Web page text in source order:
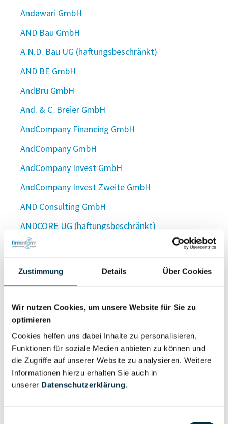
Zustimmung Details Über Cookies
Wir nutzen Cookies, um unsere Website für Sie zu
optimieren
Cookies helfen uns dabei Inhalte zu personalisieren,
Funktionen für soziale Medien anbieten zu können und
die Zugriffe auf unserer Website zu analysieren. Weitere
Informationen hierzu erhalten Sie auch in
unserer Datenschutzerklärung.
Andawari GmbH
AND Bau GmbH
A.N.D. Bau UG (haftungsbeschränkt)
AND BE GmbH
AndBru GmbH
And. & C. Breier GmbH
AndCompany Financing GmbH
AndCompany GmbH
AndCompany Invest GmbH
AndCompany Invest Zweite GmbH
AND Consulting GmbH
ANDCORE UG (haftungsbeschränkt)
and dos Santos GmbH
AND Dworaczek GmbH
Andea Germany GmbH
ANDEC Filmtechnik Fachbetrieb für Filmbearbeitung
Inhaber Ludwig Draser
ANDEC Filmtechnik GmbH
Andechser am Kurpark GmbH